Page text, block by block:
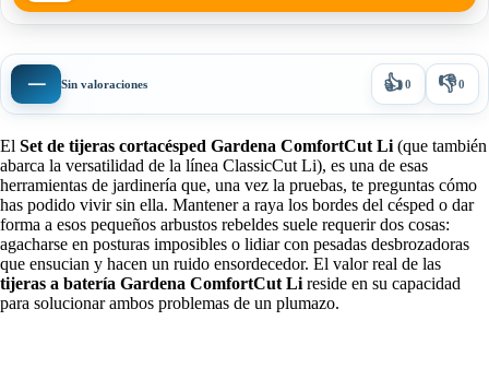
— Sin valoraciones 👍0 👎0
El Set de tijeras cortacésped Gardena ComfortCut Li (que también
abarca la versatilidad de la línea ClassicCut Li), es una de esas
herramientas de jardinería que, una vez la pruebas, te preguntas cómo
has podido vivir sin ella. Mantener a raya los bordes del césped o dar
forma a esos pequeños arbustos rebeldes suele requerir dos cosas:
agacharse en posturas imposibles o lidiar con pesadas desbrozadoras
que ensucian y hacen un ruido ensordecedor. El valor real de las
tijeras a batería Gardena ComfortCut Li reside en su capacidad
para solucionar ambos problemas de un plumazo.